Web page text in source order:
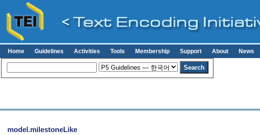
Home Guidelines Activities Tools Membership Support About News
model.milestoneLike